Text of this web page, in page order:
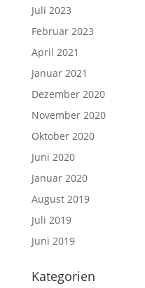
Juli 2023
Februar 2023
April 2021
Januar 2021
Dezember 2020
November 2020
Oktober 2020
Juni 2020
Januar 2020
August 2019
Juli 2019
Juni 2019
Kategorien